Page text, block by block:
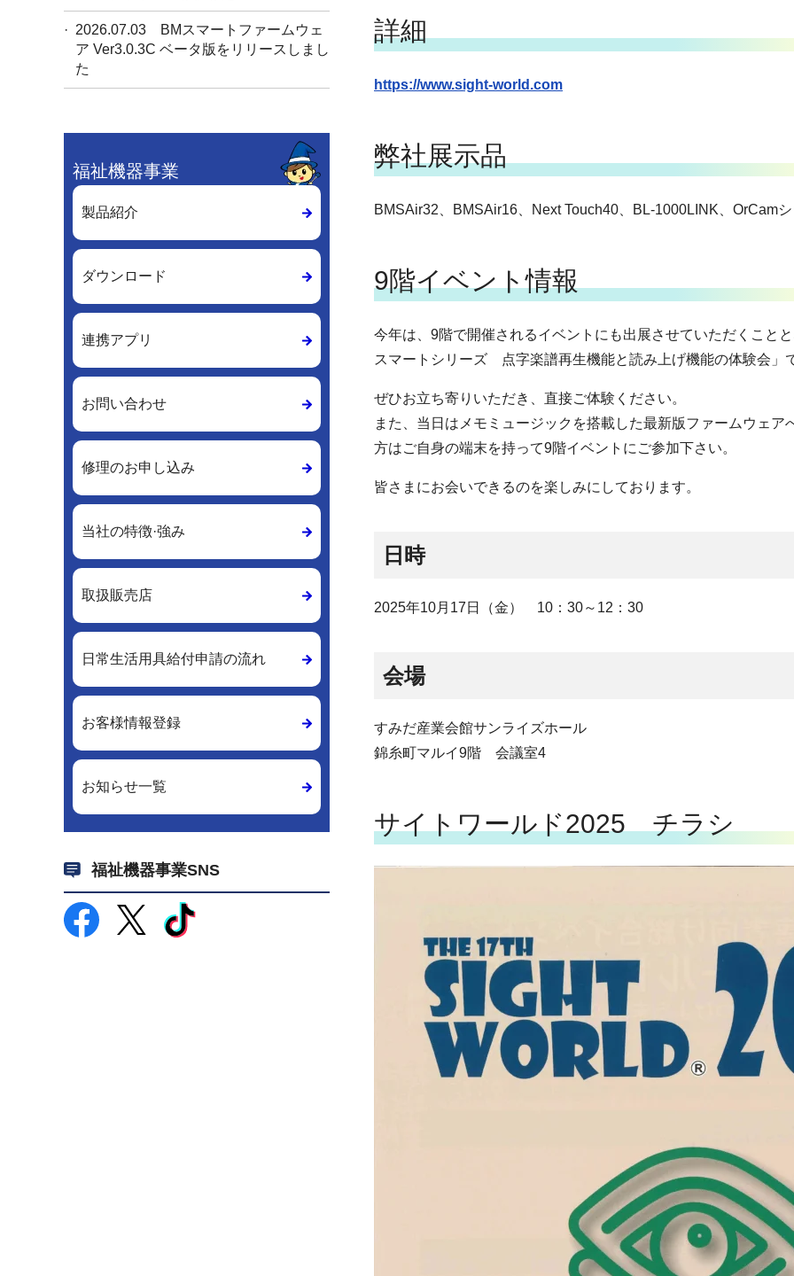
2026.07.03
BMスマートファームウェ
ア Ver3.0.3C ベータ版をリリースしまし
た
福祉機器事業
製品紹介
ダウンロード
連携アプリ
お問い合わせ
修理のお申し込み
当社の特徴·強み
取扱販売店
日常生活用具給付申請の流れ
お客様情報登録
お知らせ一覧
福祉機器事業SNS
詳細
https://www.sight-world.com
弊社展示品
BMSAir32、BMSAir16、Next Touch40、BL-1000LINK、OrCam
9階イベント情報
今年は、9階で開催されるイベントにも出展させていただくこと
スマートシリーズ 点字楽譜再生機能と読み上げ機能の体験会」
ぜひお立ち寄りいただき、直接ご体験ください。
また、当日はメモミュージックを搭載した最新版ファームウェ
方はご自身の端末を持って9階イベントにご参加下さい。
皆さまにお会いできるのを楽しみにしております。
日時
2025年10月17日（金） 10：30～12：30
会場
すみだ産業会館サンライズホール
錦糸町マルイ9階 会議室4
サイトワールド2025 チラシ